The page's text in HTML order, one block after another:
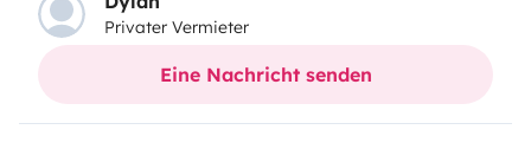
hauteur lui permettent de passer partout en toute
discrétion — parking de plage inclus — tout en restant
stationnement, et une consommation moyenne de 8
Privater Vermieter
Eine Nachricht senden